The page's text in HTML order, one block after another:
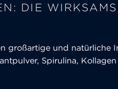
DIE
großartige und natürliche
Spirulina,